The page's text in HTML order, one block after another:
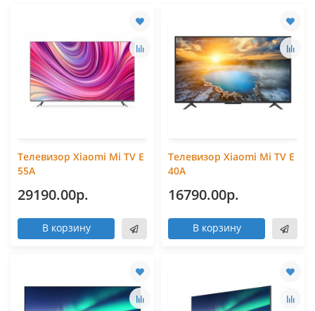
Телевизор Xiaomi Mi TV Е
55А
29190.00р.
В корзину
Телевизор Xiaomi Mi TV Е
40А
16790.00р.
В корзину